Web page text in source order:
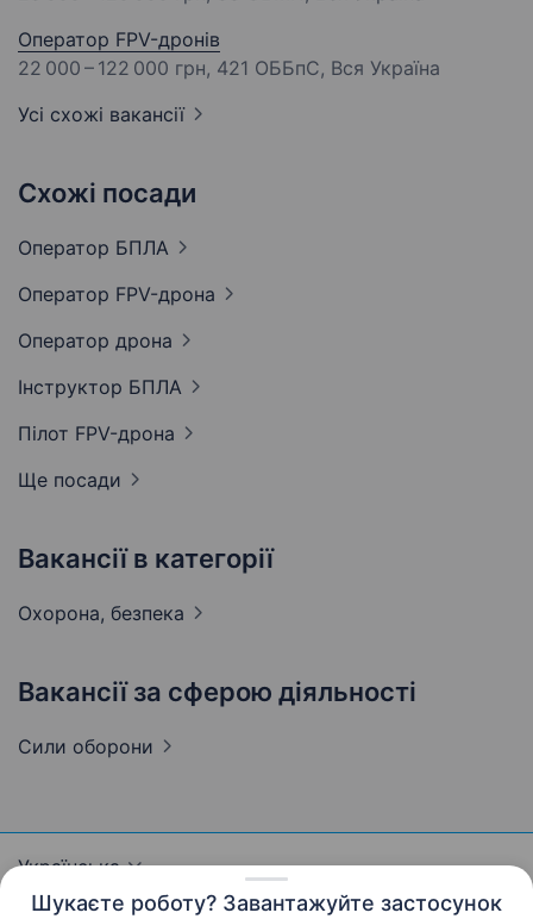
Шукаєте роботу? Завантажуйте застосунок
Оператор FPV-дронів
22 000 – 122 000 грн, 421 ОББпС, Вся Україна
Усі схожі вакансії
Схожі посади
Оператор БПЛА
Оператор FPV-дрона
Оператор дрона
Інструктор БПЛА
Пілот FPV-дрона
Ще посади
Вакансії в категорії
Охорона, безпека
Вакансії за сферою діяльності
Сили оборони
Українська